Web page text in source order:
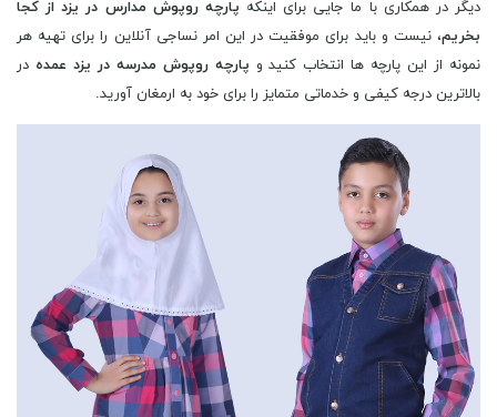
دیگر در همکاری با ما جایی برای اینکه پارچه روپوش مدارس در یزد از کجا
بخریم، نیست و باید برای موفقیت در این امر نساجی آنلاین را برای تهیه هر
نمونه از این پارچه ها انتخاب کنید و پارچه روپوش مدرسه در یزد عمده در
بالاترین درجه کیفی و خدماتی متمایز را برای خود به ارمغان آورید.